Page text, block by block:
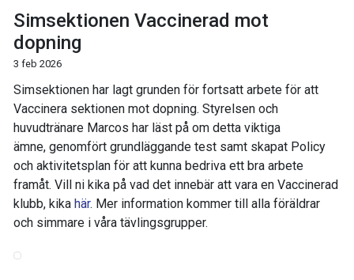
Simsektionen Vaccinerad mot
dopning
3 feb 2026
Simsektionen har lagt grunden för fortsatt arbete för att
Vaccinera sektionen mot dopning. Styrelsen och
huvudtränare Marcos har läst på om detta viktiga
ämne, genomfört grundläggande test samt skapat Policy
och aktivitetsplan för att kunna bedriva ett bra arbete
framåt. Vill ni kika på vad det innebär att vara en Vaccinerad
klubb, kika här. Mer information kommer till alla föräldrar
och simmare i våra tävlingsgrupper.